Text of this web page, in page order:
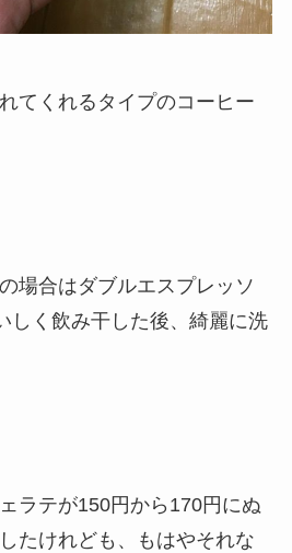
てくれるタイプのコーヒー
場合はダブルエスプレッソ
しく飲み干した後、綺麗に洗
ラテが150円から170円にぬ
たけれども、もはやそれな